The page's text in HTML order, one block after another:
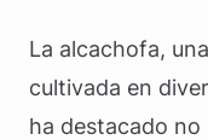
La alcachofa,
cultivada en
ha destacado no